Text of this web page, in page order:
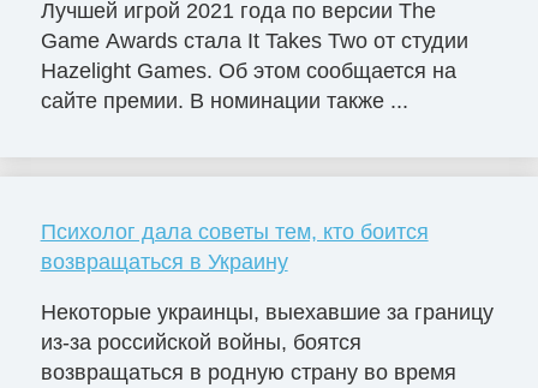
Лучшей игрой 2021 года по версии The
Game Awards стала It Takes Two от студии
Hazelight Games. Об этом сообщается на
сайте премии. В номинации также ...
Психолог дала советы тем, кто боится
возвращаться в Украину
Некоторые украинцы, выехавшие за границу
из-за российской войны, боятся
возвращаться в родную страну во время